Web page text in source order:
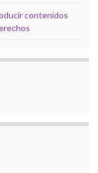
contenidos